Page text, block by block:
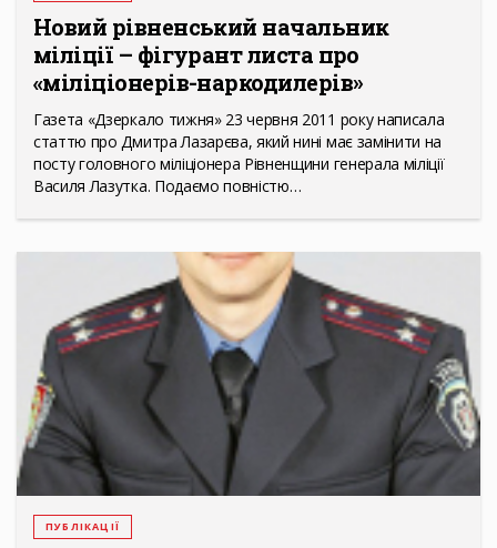
Новий рівненський начальник
міліції – фігурант листа про
«міліціонерів-наркодилерів»
Газета «Дзеркало тижня» 23 червня 2011 року написала
статтю про Дмитра Лазарєва, який нині має замінити на
посту головного міліціонера Рівненщини генерала міліції
Василя Лазутка. Подаємо повністю…
ПУБЛІКАЦІЇ